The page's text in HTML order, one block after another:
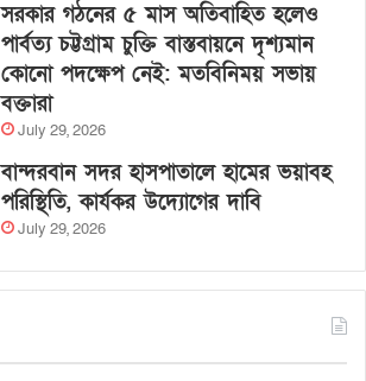
সরকার গঠনের ৫ মাস অতিবাহিত হলেও
পার্বত্য চট্টগ্রাম চুক্তি বাস্তবায়নে দৃশ্যমান
কোনো পদক্ষেপ নেই: মতবিনিময় সভায়
বক্তারা
July 29, 2026
বান্দরবান সদর হাসপাতালে হামের ভয়াবহ
পরিস্থিতি, কার্যকর উদ্যোগের দাবি
July 29, 2026